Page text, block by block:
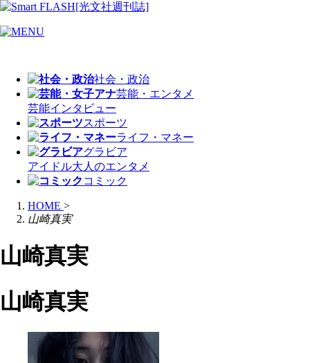
社会・政治
芸能・エンタメ
芸能インタビュー
スポーツ
ライフ・マネー
グラビア
アイドル大人のエンタメ
コミック
HOME >
山崎真実
山崎真実
山崎真実